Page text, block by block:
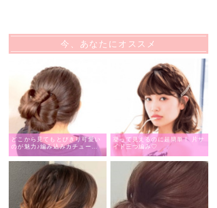
今、あなたにオススメ
どこから見てもとびきり可愛い
のが魅力♪編み込みカチューシ
ャ×サイドお団子アレンジ
凝って見えるのに超簡単！ 片サ
イド三つ編み♡